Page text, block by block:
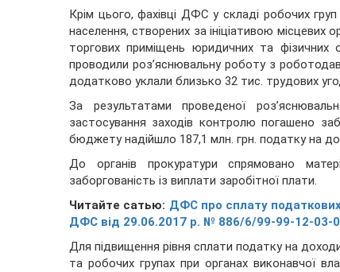
Крім цього, фахівці ДФС у складі робочих
населення, створених за ініціативою місцевих
торгових приміщень юридичних та фізичних
проводили роз’яснювальну роботу з
додатково уклали близько 32 тис. трудових
За результатами проведеної
застосування заходів контролю погашено
бюджету надійшло 187,1 млн. грн. податку на
До органів прокуратури спрямовано
заборгованість із виплати заробітної плати.
Читайте сатью: ДФС про сплату
ДФС від 29.06.2017 р. № 886/6/99-99-12-03-
Для підвищення рівня сплати податку на доходи
та робочих групах при органах виконавчої